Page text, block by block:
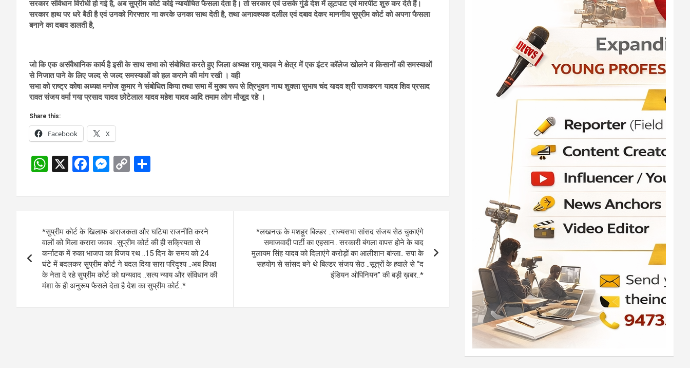
सरकार संविधान विरोधी हो गई है, अब सुप्रीम कोर्ट कोई न्यायोचित फैसला देता है। तो सरकार एवं उसके गुंडे देश में लूटपाट एवं मारपीट शुरु कर देते हैं।
सरकार हाथ पर धरे बैठी है एवं उनको गिरफ्तार ना करके उनका साथ देती है, तथा अनावश्यक दलील एवं दबाव देकर माननीय सुप्रीम कोर्ट को अपना फैसला
बनाने का दबाव डालती है,
जो कि एक असंवैधानिक कार्य है इसी के साथ सभा को संबोधित करते हुए जिला अध्यक्ष रामू यादव ने क्षेत्र में एक इंटर कॉलेज खोलने व किसानों की समस्याओं
से निजात पाने के लिए जल्द से जल्द समस्याओं को हल कराने की मांग रखी । वही
सभा को राष्ट्र कोषा अध्यक्ष मनोज कुमार ने संबोधित किया तथा सभा में मुख्य रूप से त्रिभुवन नाथ शुक्ला सुभाष चंद यादव श्री राजकरन यादव शिव प्रसाद
रावत संजय वर्मा गया प्रसाद यादव छोटेलाल यादव महेश यादव आदि तमाम लोग मौजूद रहे ।
Share this:
Facebook X
W
at
A
p
p
X
F
ce
o
o
k
M
se
g
er
C
py
n
k
ar
navigation
*सुप्रीम कोर्ट के खिलाफ अराजकता और घटिया राजनीति करने
वालों को मिला करारा जवाब ..सुप्रीम कोर्ट की ही सक्रियता से
कर्नाटक में रुका भाजपा का विजय रथ ..15 दिन के समय को 24
घंटे में बदलकर सुप्रीम कोर्ट ने बदल दिया सारा परिदृश्य ..अब विपक्ष
के नेता दे रहे सुप्रीम कोर्ट को धन्यवाद ..सत्य न्याय और संविधान की
मंशा के ही अनुरूप फैसले देता है देश का सुप्रीम कोर्ट..*
*लखनऊ के मशहूर बिल्डर ..राज्यसभा सांसद संजय सेठ चुकाएंगे
समाजवादी पार्टी का एहसान.. सरकारी बंगला वापस होने के बाद
मुलायम सिंह यादव को दिलाएंगे करोड़ों का आलीशान बांग्ला.. सपा के
सहयोग से सांसद बने थे बिल्डर संजय सेठ ..सूत्रों के हवाले से “द
इंडियन ओपिनियन” की बड़ी ख़बर..*